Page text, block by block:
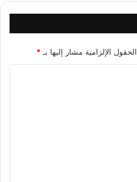
الحقول الإلزامية مشار إليها بـ *